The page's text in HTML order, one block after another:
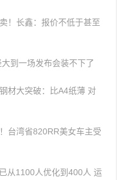
！长鑫：报价不低于甚至
到一场发布会装不下了
材大突破：比A4纸薄 对
台湾省820RR美女车主受
从1100人优化到400人 运